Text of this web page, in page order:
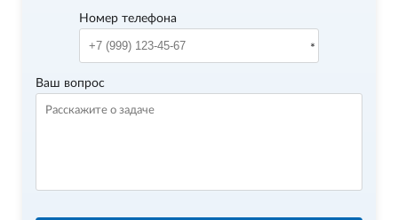
Номер телефона
Ваш вопрос